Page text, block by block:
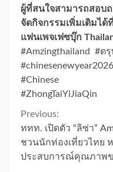
ผู้ที่สนใจสามารถสอบ
จัดกิจกรรมเพิ่มเติมได้
แฟนเพจเฟซบุ๊ก
#Amzingthailand #ต
#Chinese
#ZhongTaiYiJiaQin
Continue
Reading
Previous:
ททท. เปิดตัว “ลิซ่า”
ชวนนักท่องเที่ยวไทย
ประสบการณ์คุณภาพข